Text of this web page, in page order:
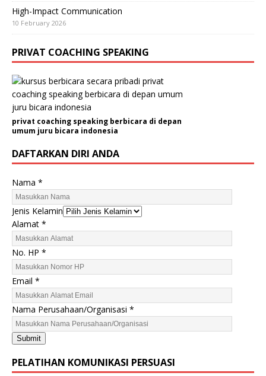
High-Impact Communication
10 February 2026
PRIVAT COACHING SPEAKING
privat coaching speaking berbicara di depan
umum juru bicara indonesia
DAFTARKAN DIRI ANDA
Nama *
Jenis Kelamin
Alamat *
A
a
m
a
t
K
e
l
a
No. HP *
Email *
Nama Perusahaan/Organisasi *
Submit
PELATIHAN KOMUNIKASI PERSUASI